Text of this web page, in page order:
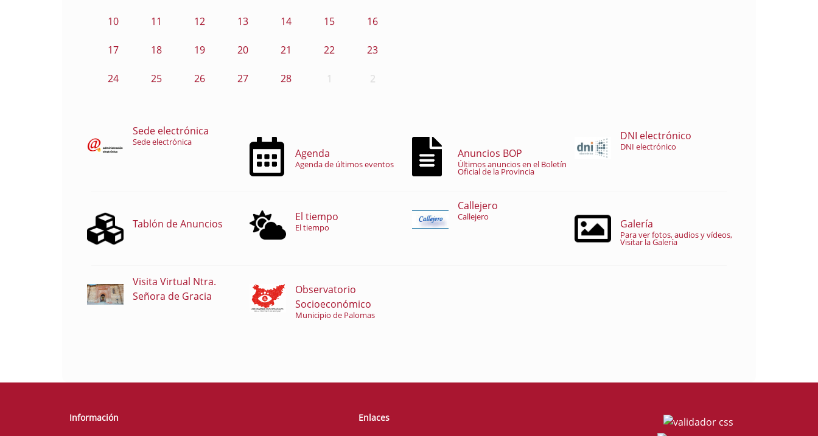
10 11 12 13 14 15 16
17 18 19 20 21 22 23
24 25 26 27 28 1 2
Sede electrónica
Sede electrónica
Agenda
Agenda de últimos eventos
Anuncios BOP
Últimos anuncios en el Boletín
Oficial de la Provincia
DNI electrónico
DNI electrónico
Tablón de Anuncios
El tiempo
El tiempo
Callejero
Callejero
Galería
Para ver fotos, audios y vídeos,
Visitar la Galería
Visita Virtual Ntra.
Señora de Gracia
Observatorio
Socioeconómico
Municipio de Palomas
Información Enlaces